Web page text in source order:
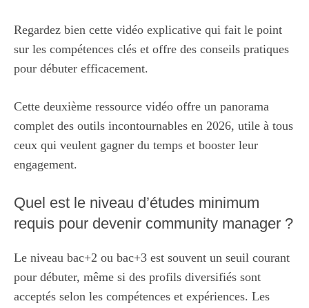
Regardez bien cette vidéo explicative qui fait le point
sur les compétences clés et offre des conseils pratiques
pour débuter efficacement.
Cette deuxième ressource vidéo offre un panorama
complet des outils incontournables en 2026, utile à tous
ceux qui veulent gagner du temps et booster leur
engagement.
Quel est le niveau d’études minimum
requis pour devenir community manager ?
Le niveau bac+2 ou bac+3 est souvent un seuil courant
pour débuter, même si des profils diversifiés sont
acceptés selon les compétences et expériences. Les